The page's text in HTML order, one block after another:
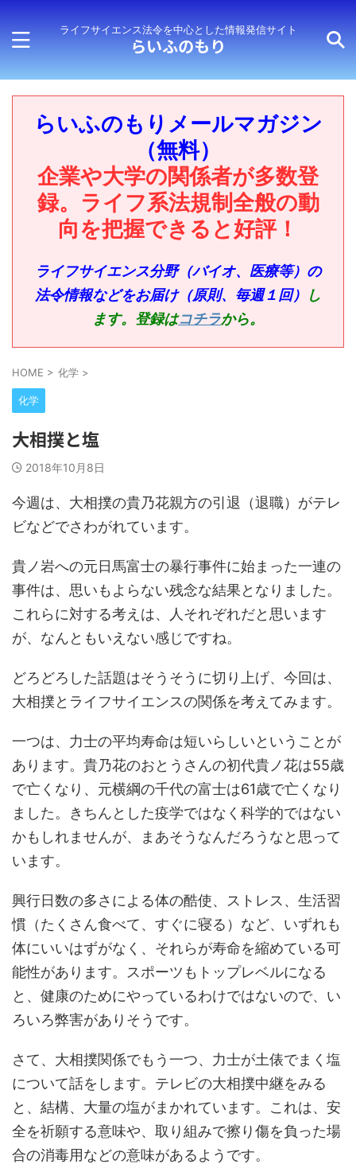
ライフサイエンス法令を中心とした情報発信サイト
らいふのもり
らいふのもりメールマガジン
（無料）
企業や大学の関係者が多数登
録。ライフ系法規制全般の動
向を把握できると好評！
ライフサイエンス分野（バイオ、医療等）の
法令情報などをお届け（原則、毎週１回）
し
ます。登録はコチラから。
HOME > 化学 >
化学
大相撲と塩
2018年10月8日
今週は、大相撲の貴乃花親方の引退（退職）がテレ
ビなどでさわがれています。
貴ノ岩への元日馬富士の暴行事件に始まった一連の
事件は、思いもよらない残念な結果となりました。
これらに対する考えは、人それぞれだと思います
が、なんともいえない感じですね。
どろどろした話題はそうそうに切り上げ、今回は、
大相撲とライフサイエンスの関係を考えてみます。
一つは、力士の平均寿命は短いらしいということが
あります。貴乃花のおとうさんの初代貴ノ花は55歳
で亡くなり、元横綱の千代の富士は61歳で亡くなり
ました。きちんとした疫学ではなく科学的ではない
かもしれませんが、まあそうなんだろうなと思って
います。
興行日数の多さによる体の酷使、ストレス、生活習
慣（たくさん食べて、すぐに寝る）など、いずれも
体にいいはずがなく、それらが寿命を縮めている可
能性があります。スポーツもトップレベルになる
と、健康のためにやっているわけではないので、い
ろいろ弊害がありそうです。
さて、大相撲関係でもう一つ、力士が土俵でまく塩
について話をします。テレビの大相撲中継をみる
と、結構、大量の塩がまかれています。これは、安
全を祈願する意味や、取り組みで擦り傷を負った場
合の消毒用などの意味があるようです。